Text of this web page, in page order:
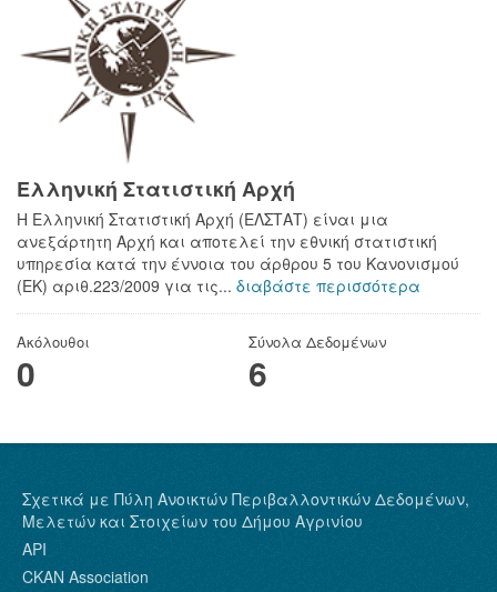
Ελληνική Στατιστική Αρχή
H Ελληνική Στατιστική Αρχή (ΕΛΣΤΑΤ) είναι μια
ανεξάρτητη Αρχή και αποτελεί την εθνική στατιστική
υπηρεσία κατά την έννοια του άρθρου 5 του Κανονισμού
(ΕΚ) αριθ.223/2009 για τις... διαβάστε περισσότερα
Ακόλουθοι
0
Σύνολα Δεδομένων
6
Σχετικά με Πύλη Ανοικτών Περιβαλλοντικών Δεδομένων,
Μελετών και Στοιχείων του Δήμου Αγρινίου
API
CKAN Association